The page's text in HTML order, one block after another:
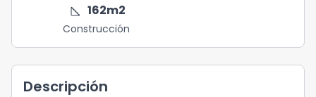
square_foot 162m2
Construcción
Descripción